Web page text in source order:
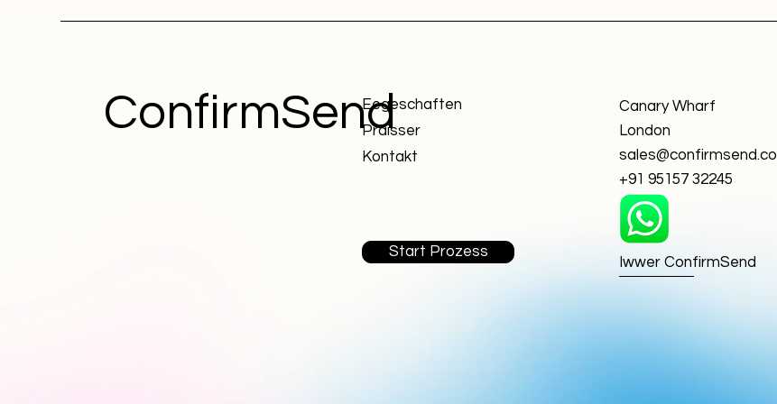
ConfirmSendEegeschaften
Präisser
Kontakt
Start Prozess
Canary Wharf
London
sales@confirmsend.co
+91 95157 32245
Iwwer ConfirmSend